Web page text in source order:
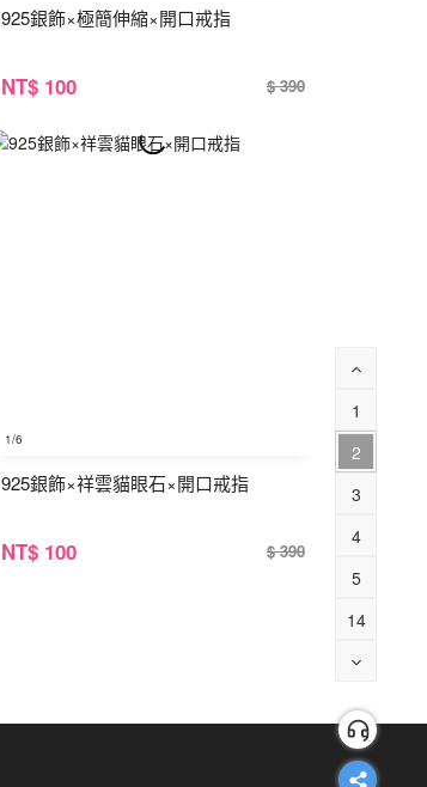
925銀飾×極簡伸縮×開口戒指
NT$ 100 $ 390
1/6
925銀飾×祥雲貓眼石×開口戒指
NT$ 100 $ 390
1
2
3
4
5
14